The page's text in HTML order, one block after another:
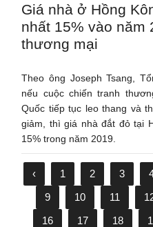
Giá nhà ở Hồng
nhất 15% vào năm
thương mại
Theo ông Joseph Tsang,
nếu cuộc chiến tranh
Quốc tiếp tục leo thang và
giảm, thì giá nhà đắt đỏ tại
15% trong năm 2019.
‹ 1 2 3
9
10 11
16
17 18